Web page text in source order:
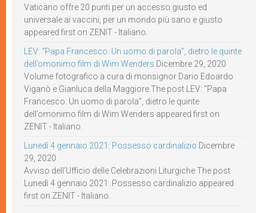
Vaticano offre 20 punti per un accesso giusto ed
universale ai vaccini, per un mondo più sano e giusto
appeared first on ZENIT - Italiano.
LEV: “Papa Francesco. Un uomo di parola”, dietro le quinte
dell’omonimo film di Wim Wenders Dicembre 29, 2020
Volume fotografico a cura di monsignor Dario Edoardo
Viganò e Gianluca della Maggiore The post LEV: “Papa
Francesco. Un uomo di parola”, dietro le quinte
dell’omonimo film di Wim Wenders appeared first on
ZENIT - Italiano.
Lunedì 4 gennaio 2021: Possesso cardinalizio Dicembre
29, 2020
Avviso dell’Ufficio delle Celebrazioni Liturgiche The post
Lunedì 4 gennaio 2021: Possesso cardinalizio appeared
first on ZENIT - Italiano.